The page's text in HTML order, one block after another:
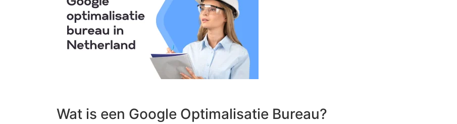
Wat is een Google Optimalisatie Bureau?